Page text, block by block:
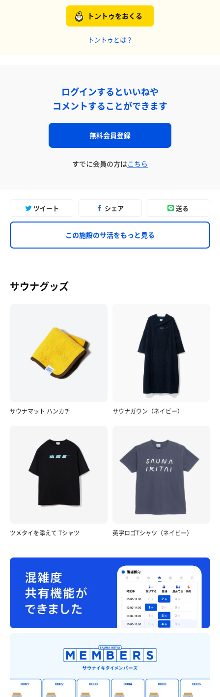
トントゥをおくる
トントゥとは？
ログインするといいねや
コメントすることができます
無料会員登録
すでに会員の方はこちら
ツイート シェア 送る
この施設のサ活をもっと見る
サウナグッズ
サウナマット ハンカチ サウナガウン（ネイビー）
ツメタイを添えて Tシャツ 英字ロゴTシャツ（ネイビー）